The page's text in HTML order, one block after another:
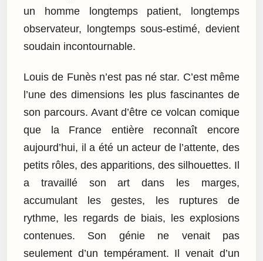
un homme longtemps patient, longtemps
observateur, longtemps sous-estimé, devient
soudain incontournable.
Louis de Funès n’est pas né star. C’est même
l’une des dimensions les plus fascinantes de
son parcours. Avant d’être ce volcan comique
que la France entière reconnaît encore
aujourd’hui, il a été un acteur de l’attente, des
petits rôles, des apparitions, des silhouettes. Il
a travaillé son art dans les marges,
accumulant les gestes, les ruptures de
rythme, les regards de biais, les explosions
contenues. Son génie ne venait pas
seulement d’un tempérament. Il venait d’un